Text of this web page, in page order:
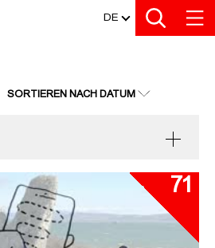
DE
SORTIEREN NACH DATUM
71